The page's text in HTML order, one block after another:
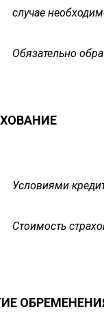
случае
Обязательно
Условиями
Стоимость